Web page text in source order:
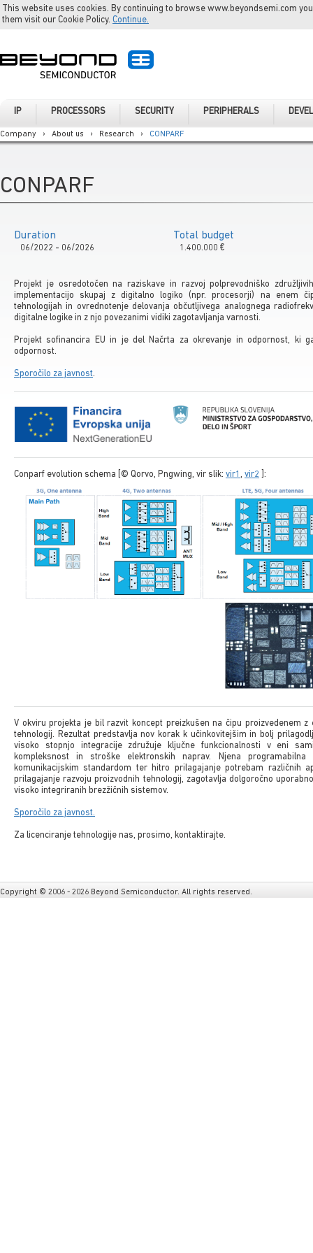
This website uses cookies. By continuing to browse www.beyondsemi.com
them visit our Cookie Policy. Continue.
IP PROCESSORS SECURITY PERIPHERALS
Company › About us › Research › CONPARF
CONPARF
Duration
06/2022 - 06/2026
Total budget
1.400.000 €
Projekt je osredotočen na raziskave in razvoj polprevodniško
implementacijo skupaj z digitalno logiko (npr. procesorji) na enem
tehnologijah in ovrednotenje delovanja občutljivega analognega
digitalne logike in z njo povezanimi vidiki zagotavljanja varnosti.
Projekt sofinancira EU in je del Načrta za okrevanje in odpornost, ki
odpornost.
Sporočilo za javnost.
Conparf evolution schema [ © Qorvo, Pngwing, vir slik: vir1 , vir2 ]:
V okviru projekta je bil razvit koncept preizkušen na čipu proizvedenem
tehnologij. Rezultat predstavlja nov korak k učinkovitejšim in bolj
visoko stopnjo integracije združuje ključne funkcionalnosti v eni
kompleksnost in stroške elektronskih naprav. Njena programabilna
komunikacijskim standardom ter hitro prilagajanje potrebam različnih
prilagajanje razvoju proizvodnih tehnologij, zagotavlja dolgoročno
visoko integriranih brezžičnih sistemov.
Sporočilo za javnost.
Za licenciranje tehnologije nas, prosimo, kontaktirajte.
Copyright © 2006 - 2026 Beyond Semiconductor. All rights reserved.